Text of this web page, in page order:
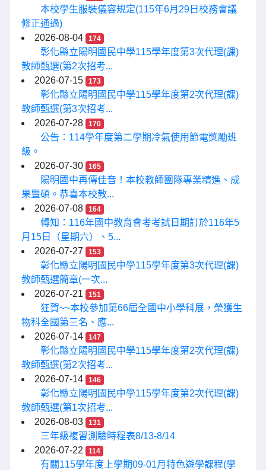
本校學生服裝儀容規定(115年6月29日校務會議
修正通過)
2026-08-04
174
彰化縣立陽明國民中學115學年度第3次代理(課)
教師甄選(第2次招考...
2026-07-15
173
彰化縣立陽明國民中學115學年度第2次代理(課)
教師甄選(第3次招考...
2026-07-28
170
公告：114學年度第二學期冷氣使用節電獎勵班
級。
2026-07-30
165
陽明國中再傳佳音！本校教師團隊專業精進、成
果豐碩。恭喜本校教...
2026-07-08
164
轉知：116年國中教育會考考試日期訂於116年5
月15日（星期六）、5...
2026-07-27
153
彰化縣立陽明國民中學115學年度第3次代理(課)
教師甄選簡章(一次...
2026-07-21
151
狂賀~~本校參加第66屆全國中小學科展，榮獲生
物科全國第三名、應...
2026-07-14
147
彰化縣立陽明國民中學115學年度第2次代理(課)
教師甄選(第2次招考...
2026-07-14
146
彰化縣立陽明國民中學115學年度第2次代理(課)
教師甄選(第1次招考...
2026-08-03
131
三年級複習測驗時程表8/13-8/14
2026-07-22
114
有關115學年度上學期09-01月特色遊學課程(學